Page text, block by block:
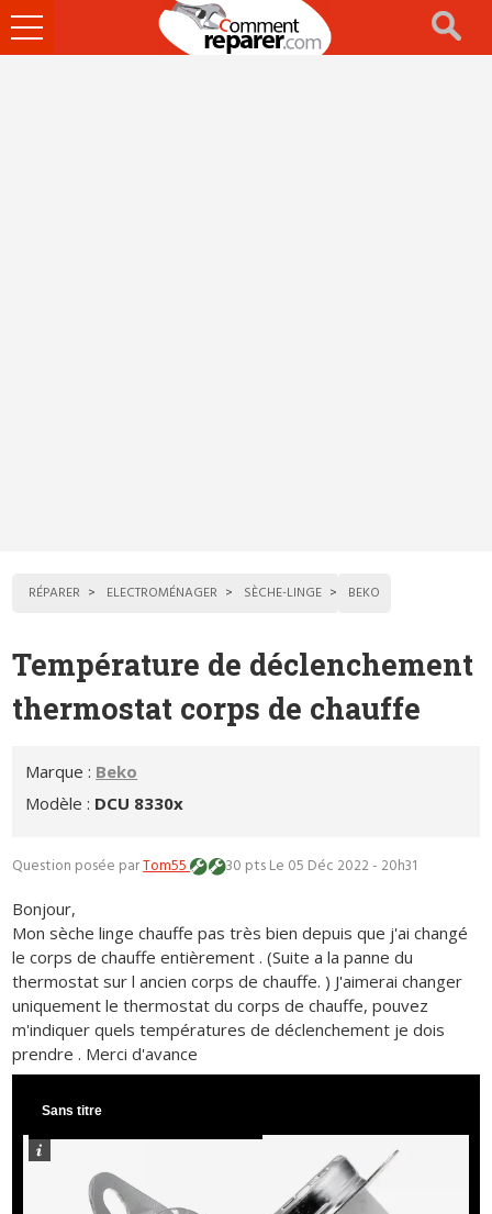
Ouvrir
le
RÉPARER ELECTROMÉNAGER SÈCHE-LINGE BEKO
Température de déclenchement
thermostat corps de chauffe
Marque : Beko
Modèle : DCU 8330x
Question posée parTom55 30 ptsLe 05 Déc 2022 - 20h31
Bonjour,
Mon sèche linge chauffe pas très bien depuis que j'ai changé
le corps de chauffe entièrement . (Suite a la panne du
thermostat sur l ancien corps de chauffe. ) J'aimerai changer
uniquement le thermostat du corps de chauffe, pouvez
m'indiquer quels températures de déclenchement je dois
prendre . Merci d'avance
Sans titre